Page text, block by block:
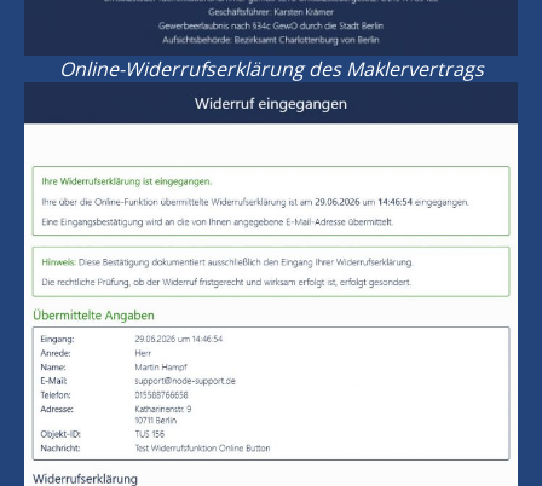
Online-Widerrufserklärung des Maklervertrags